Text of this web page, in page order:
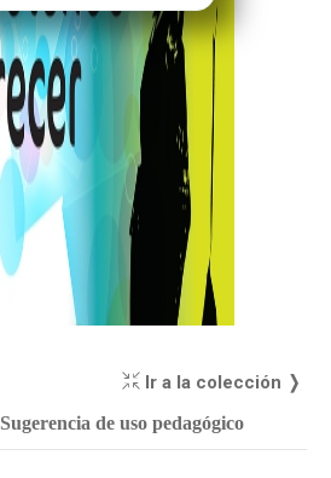
Ir a la colección ❭
Sugerencia de uso pedagógico